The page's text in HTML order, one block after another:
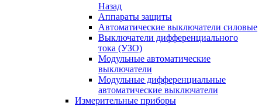
Назад
Аппараты защиты
Автоматические выключатели силовые
Выключатели дифференциального
тока (УЗО)
Модульные автоматические
выключатели
Модульные дифференциальные
автоматические выключатели
Измерительные приборы